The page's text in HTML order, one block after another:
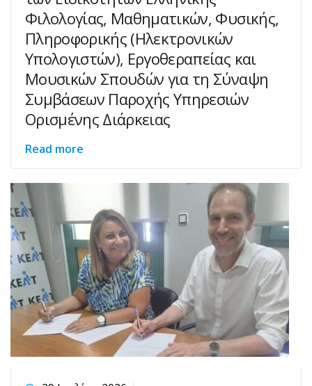
Φιλολογίας, Μαθηματικών, Φυσικής,
Πληροφορικής (Ηλεκτρονικών
Υπολογιστών), Εργοθεραπείας και
Μουσικών Σπουδών για τη Σύναψη
Συμβάσεων Παροχής Υπηρεσιών
Ορισμένης Διάρκειας
Read more